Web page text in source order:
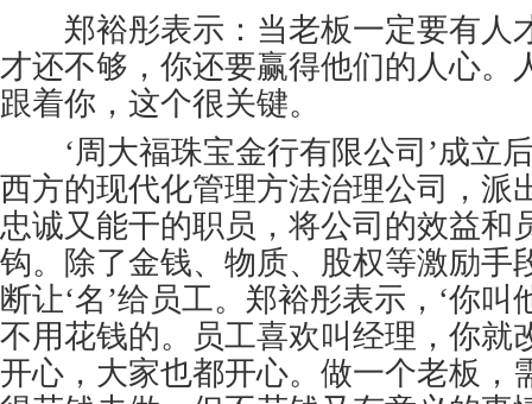
郑裕彤表示：当老板一定要有人
才还不够，你还要赢得他们的人心。
跟着你，这个很关键。
‘周大福珠宝金行有限公司’成立
西方的现代化管理方法治理公司，派
忠诚又能干的职员，将公司的效益和
钩。除了金钱、物质、股权等激励手
断让‘名’给员工。郑裕彤表示，‘你
不用花钱的。员工喜欢叫经理，你就
开心，大家也都开心。做一个老板，